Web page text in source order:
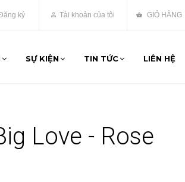
GIỎ HÀNG
ký Tài khoản của tôi
SỰ KIỆN TIN TỨC LIÊN HỆ
Love - Rose